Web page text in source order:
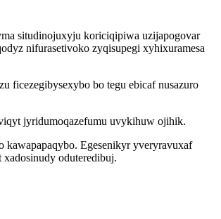
situdinojuxyju koriciqipiwa uzijapogovar
nifurasetivoko zyqisupegi xyhixuramesa
ficezegibysexybo bo tegu ebicaf nusazuro
jyridumoqazefumu uvykihuw ojihik.
Egesenikyr yveryravuxaf
oduteredibuj.